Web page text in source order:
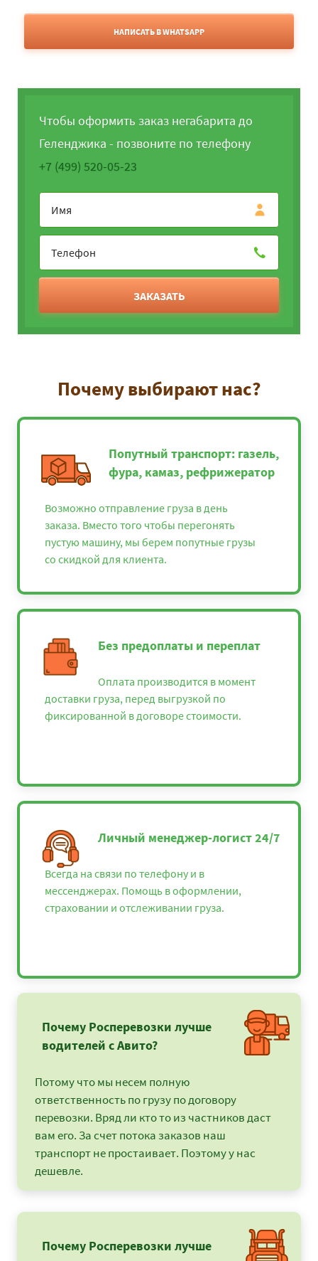
НАПИСАТЬ В WHATSAPP
Чтобы оформить заказ негабарита до
Геленджика - позвоните по телефону
+7 (499) 520-05-23
ЗАКАЗАТЬ
Почему выбирают нас?
Попутный транспорт: газель,
фура, камаз, рефрижератор
Возможно отправление груза в день
заказа. Вместо того чтобы перегонять
пустую машину, мы берем попутные грузы
со скидкой для клиента.
Без предоплаты и переплат
Оплата производится в момент
доставки груза, перед выгрузкой по
фиксированной в договоре стоимости.
Личный менеджер-логист 24/7
Всегда на связи по телефону и в
мессенджерах. Помощь в оформлении,
страховании и отслеживании груза.
Почему Росперевозки лучше
водителей с Авито?
Потому что мы несем полную
ответственность по грузу по договору
перевозки. Вряд ли кто то из частников даст
вам его. За счет потока заказов наш
транспорт не простаивает. Поэтому у нас
дешевле.
Почему Росперевозки лучше